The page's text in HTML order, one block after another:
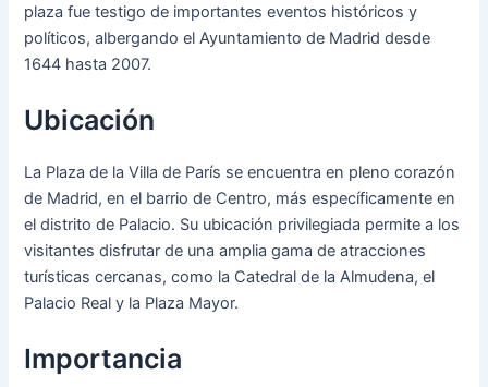
plaza fue testigo de importantes eventos históricos y
políticos, albergando el Ayuntamiento de Madrid desde
1644 hasta 2007.
Ubicación
La Plaza de la Villa de París se encuentra en pleno corazón
de Madrid, en el barrio de Centro, más específicamente en
el distrito de Palacio. Su ubicación privilegiada permite a los
visitantes disfrutar de una amplia gama de atracciones
turísticas cercanas, como la Catedral de la Almudena, el
Palacio Real y la Plaza Mayor.
Importancia